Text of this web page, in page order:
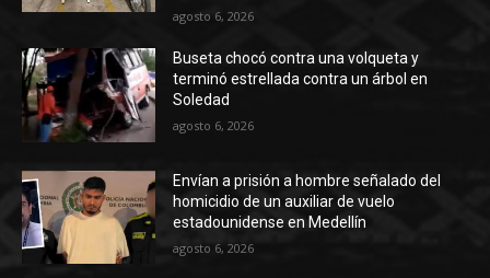
agosto 6, 2026
Buseta chocó contra una volqueta y
terminó estrellada contra un árbol en
Soledad
agosto 6, 2026
Envían a prisión a hombre señalado del
homicidio de un auxiliar de vuelo
estadounidense en Medellín
agosto 6, 2026